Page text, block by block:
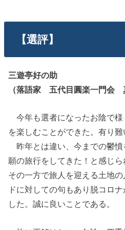
【選評】
三遊亭好の助
（落語家 五代目圓楽一門会
今年も選者になったお陰で
を楽しむことができた。有り難
昨年とは違い、今までの鬱憤
願の旅行をしてきた！と感じら
その一方で旅人を迎える土地
ドに対しての句もあり脱コロ
した。誠に良いことである。